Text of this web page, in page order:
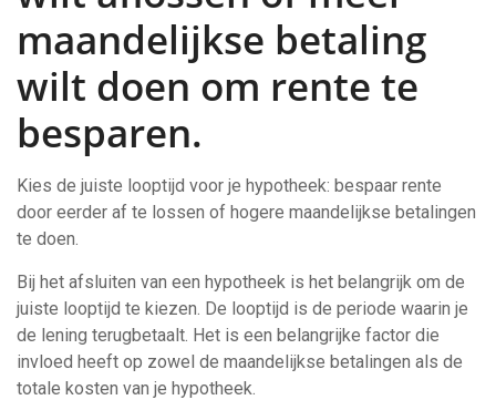
maandelijkse betaling
wilt doen om rente te
besparen.
Kies de juiste looptijd voor je hypotheek: bespaar rente
door eerder af te lossen of hogere maandelijkse betalingen
te doen.
Bij het afsluiten van een hypotheek is het belangrijk om de
juiste looptijd te kiezen. De looptijd is de periode waarin je
de lening terugbetaalt. Het is een belangrijke factor die
invloed heeft op zowel de maandelijkse betalingen als de
totale kosten van je hypotheek.